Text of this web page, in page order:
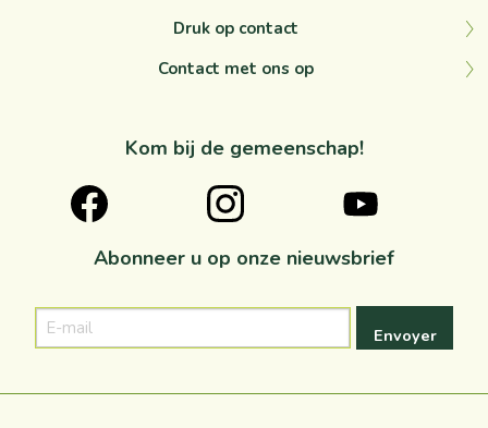
Druk op contact
Contact met ons op
Kom bij de gemeenschap!
Abonneer u op onze nieuwsbrief
mail